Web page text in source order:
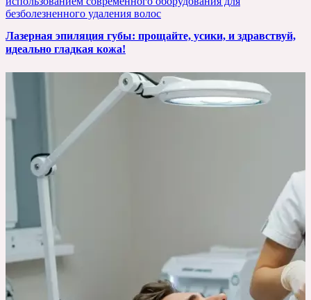
Лазерная эпиляция губы: прощайте, усики, и здравствуй,
идеально гладкая кожа!